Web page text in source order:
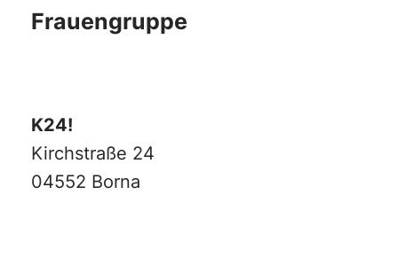
Frauengruppe
K24!
Kirchstraße 24
04552 Borna